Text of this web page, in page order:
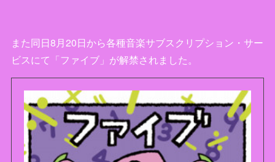
また同日8月20日から各種音楽サブスクリプション・サー
ビスにて「ファイブ」が解禁されました。